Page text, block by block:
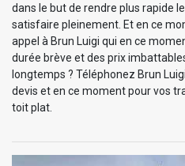
dans le but de rendre plus rapide
satisfaire pleinement. Et en ce
appel à Brun Luigi qui en ce
durée brève et des prix
longtemps ? Téléphonez Brun
devis et en ce moment pour vos
toit plat.